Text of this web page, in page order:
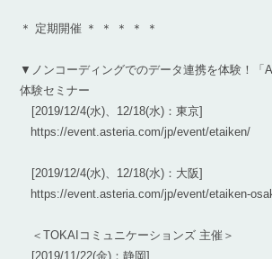
＊ 定期開催 ＊ ＊ ＊ ＊ ＊
▼ノンコーディングでのデータ連携を体験！「
体験セミナー
[2019/12/4(水)、12/18(水)：東京]
https://event.asteria.com/jp/event/etaiken/
[2019/12/4(水)、12/18(水)：大阪]
https://event.asteria.com/jp/event/etaiken-
＜TOKAIコミュニケーションズ 主催＞
[2019/11/22(金)：静岡]